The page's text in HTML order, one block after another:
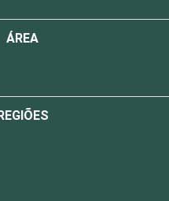
ÁREA